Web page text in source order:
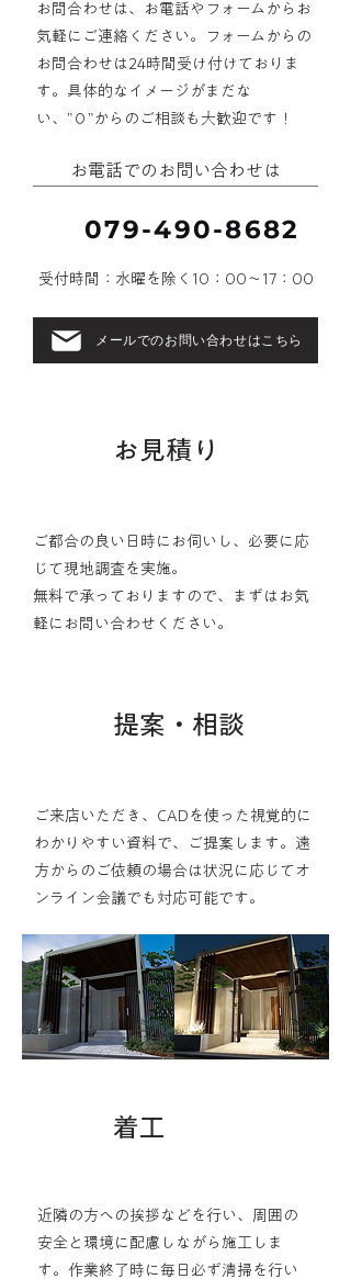
​お問合わせは、お電話やフォームからお
気軽にご連絡ください。フォームからの
お問合わせは24時間受け付けておりま
す。 具体的なイメージがまだな
い、”０”からのご相談も大歓迎です！
お電話でのお問い合わせは
079-490-8682
受付時間：水曜を除く10：00〜17：00
メールでのお問い合わせはこちら
​お見積り
ご都合の良い日時にお伺いし、必要に応
じて現地調査を実施。
無料で承っておりますので、まずはお気
軽にお問い合わせください。
提案・相談
ご来店いただき、CADを使った視覚的に
わかりやすい資料で、ご提案します。遠
方からのご依頼の場合は状況に応じてオ
ンライン会議でも対応可能です。
​着工
​近隣の方への挨拶などを行い、周囲の
安全と環境に配慮しながら施工しま
す。作業終了時に毎日必ず清掃を行い